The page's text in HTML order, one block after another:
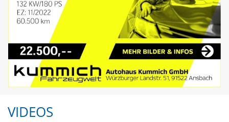
VIDEOS